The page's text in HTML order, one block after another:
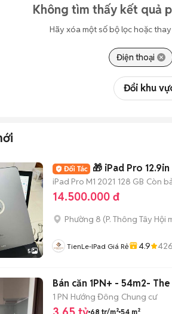
Không tìm thấy kết quả
Hãy xóa một số bộ lọc hoặc
Điện thoại
Đổi khu
5
🎁 iPad Pro
iPad Pro M1 2021 128 GB Còn
14.500.000 đ
Phường 8 (P. Thông Tây Hội
TienLe-IPad Giá Rẻ 4.9 426
Bán căn 1PN+ - 54m2-
1 PN Hướng Đông Chung cư
68 tr/m² 54 m²